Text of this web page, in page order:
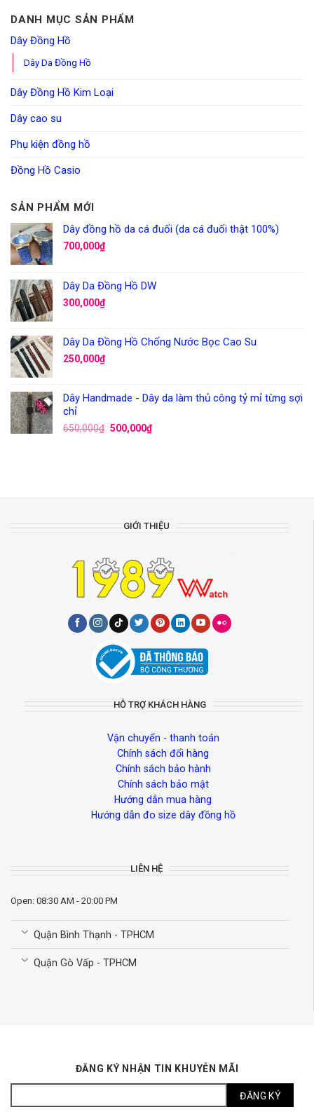
DANH MỤC SẢN PHẨM
Dây Đồng Hồ
Dây Da Đồng Hồ
Dây Đồng Hồ Kim Loại
Dây cao su
Phụ kiện đồng hồ
Đồng Hồ Casio
SẢN PHẨM MỚI
Dây đồng hồ da cá đuối (da cá đuối thật 100%)
700,000₫
Dây Da Đồng Hồ DW
300,000₫
Dây Da Đồng Hồ Chống Nước Bọc Cao Su
250,000₫
Dây Handmade - Dây da làm thủ công tỷ mỉ từng sợi
chỉ
650,000₫ 500,000₫
GIỚI THIỆU
HỖ TRỢ KHÁCH HÀNG
Vận chuyển - thanh toán
Chính sách đổi hàng
Chính sách bảo hành
Chính sách bảo mật
Hướng dẫn mua hàng
Hướng dẫn đo size dây đồng hồ
LIÊN HỆ
Open: 08:30 AM - 20:00 PM
Quận Bình Thạnh - TPHCM
Quận Gò Vấp - TPHCM
ĐĂNG KÝ NHẬN TIN KHUYỄN MÃI